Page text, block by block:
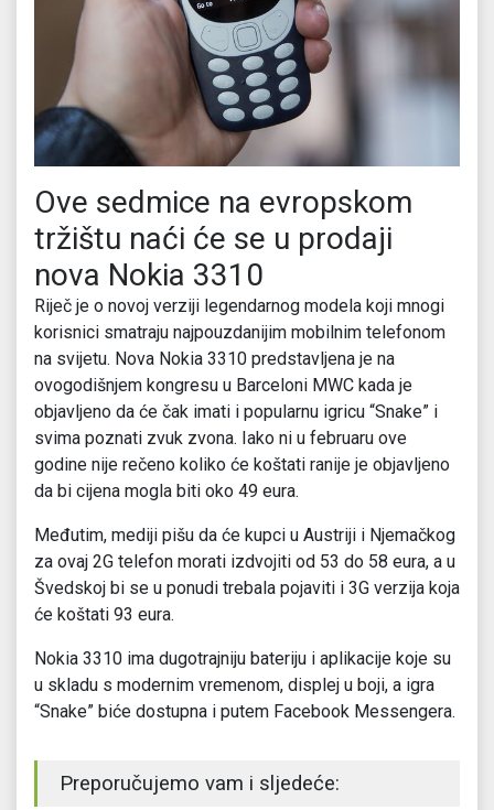
Ove sedmice na evropskom
tržištu naći će se u prodaji
nova Nokia 3310
Riječ je o novoj verziji legendarnog modela koji mnogi
korisnici smatraju najpouzdanijim mobilnim telefonom
na svijetu. Nova Nokia 3310 predstavljena je na
ovogodišnjem kongresu u Barceloni MWC kada je
objavljeno da će čak imati i popularnu igricu “Snake” i
svima poznati zvuk zvona. Iako ni u februaru ove
godine nije rečeno koliko će koštati ranije je objavljeno
da bi cijena mogla biti oko 49 eura.
Međutim, mediji pišu da će kupci u Austriji i Njemačkog
za ovaj 2G telefon morati izdvojiti od 53 do 58 eura, a u
Švedskoj bi se u ponudi trebala pojaviti i 3G verzija koja
će koštati 93 eura.
Nokia 3310 ima dugotrajniju bateriju i aplikacije koje su
u skladu s modernim vremenom, displej u boji, a igra
“Snake” biće dostupna i putem Facebook Messengera.
Preporučujemo vam i sljedeće: